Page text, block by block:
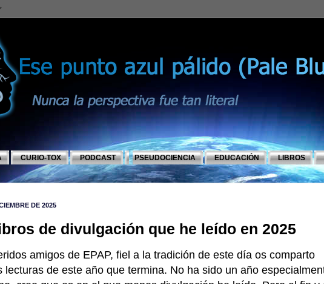
CURIO-TOX PODCAST PSEUDOCIENCIA EDUCACIÓN LIBROS
DE 2025
de divulgación que he leído en 2025
amigos de EPAP, fiel a la tradición de este día os comparto
lecturas de este año que termina. No ha sido un año